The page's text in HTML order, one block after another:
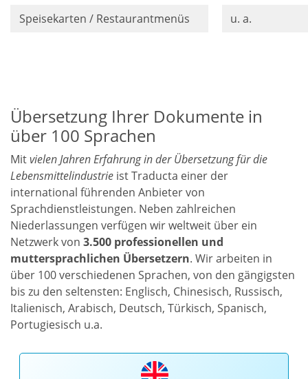
Speisekarten / Restaurantmenüs u. a.
Übersetzung Ihrer Dokumente in
über 100 Sprachen
Mitvielen Jahren Erfahrung in der Übersetzung für die
Lebensmittelindustrie ist Traducta einer der
international führenden Anbieter von
Sprachdienstleistungen. Neben zahlreichen
Niederlassungen verfügen wir weltweit über ein
Netzwerk von 3.500 professionellen und
muttersprachlichen Übersetzern. Wir arbeiten in
über 100 verschiedenen Sprachen, von den gängigsten
bis zu den seltensten: Englisch, Chinesisch, Russisch,
Italienisch, Arabisch, Deutsch, Türkisch, Spanisch,
Portugiesisch u.a.